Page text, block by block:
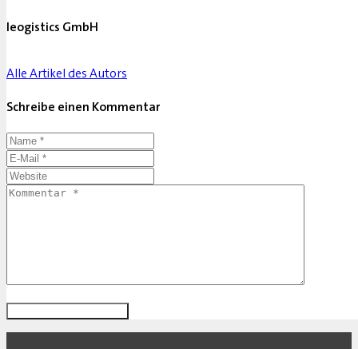
leogistics GmbH
Alle Artikel des Autors
Schreibe einen Kommentar